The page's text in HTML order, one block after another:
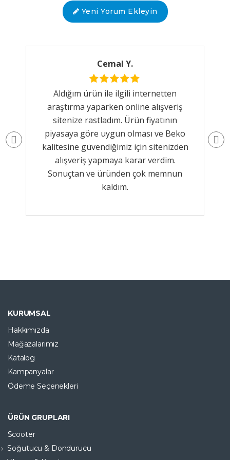
Yeni Yorum Ekleyin
Cemal Y.
Aldığım ürün ile ilgili internetten
araştırma yaparken online alışveriş
sitenize rastladım. Ürün fiyatının
piyasaya göre uygun olması ve Beko
kalitesine güvendiğimiz için sitenizden
alışveriş yapmaya karar verdim.
Sonuçtan ve üründen çok memnun
kaldım.
KURUMSAL
Hakkımızda
Mağazalarımız
Katalog
Kampanyalar
Ödeme Seçenekleri
ÜRÜN GRUPLARI
Scooter
Soğutucu & Dondurucu